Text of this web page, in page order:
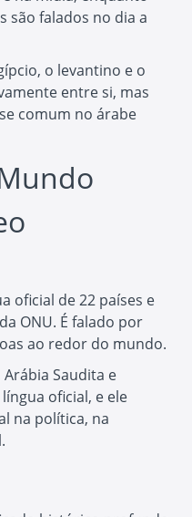
são falados no dia a
o levantino e o
entre si, mas
comum no árabe
oficial de 22 países e
ONU. É falado por
ao redor do mundo.
Saudita e
oficial, e ele
na política, na